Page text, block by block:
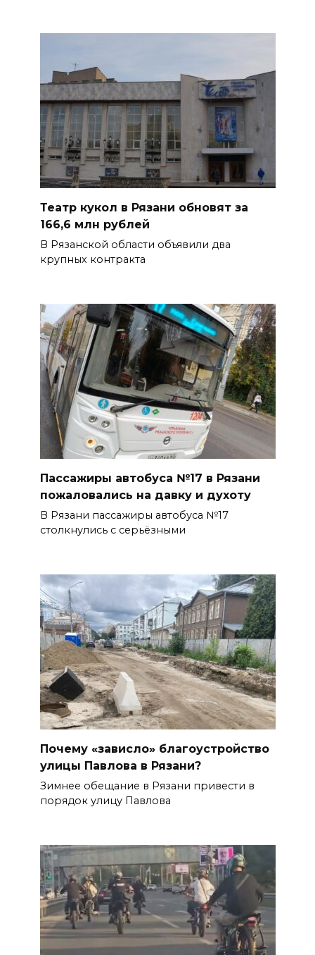
Театр кукол в Рязани обновят за
166,6 млн рублей
В Рязанской области объявили два
крупных контракта
Пассажиры автобуса №17 в Рязани
пожаловались на давку и духоту
В Рязани пассажиры автобуса №17
столкнулись с серьёзными
Почему «зависло» благоустройство
улицы Павлова в Рязани?
Зимнее обещание в Рязани привести в
порядок улицу Павлова